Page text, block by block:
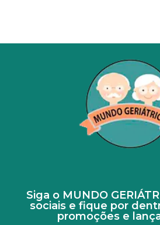
Siga o MUNDO
sociais e fique por
promoções e